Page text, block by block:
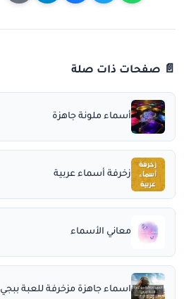
📄 صفحات ذات صلة
أسماء ملونة جاهزة
زخرفة أسماء عربية
معاني الأسماء
اسماء جاهزة مزخرفة للعبة ببجي